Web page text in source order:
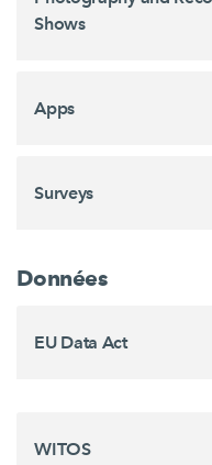
Shows
Apps
Surveys
Données
EU Data Act
WITOS